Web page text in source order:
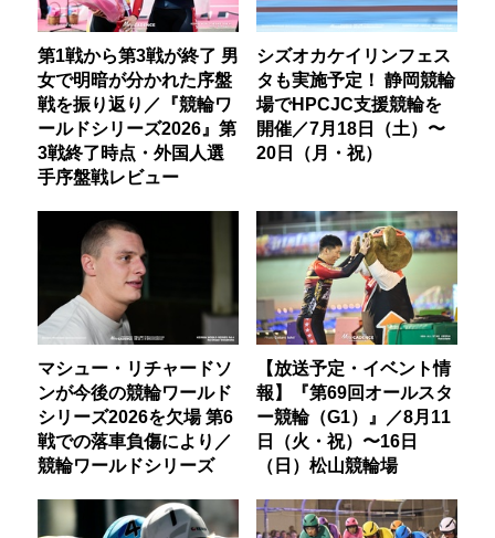
第1戦から第3戦が終了 男
女で明暗が分かれた序盤
戦を振り返り／『競輪ワ
ールドシリーズ2026』第
3戦終了時点・外国人選
手序盤戦レビュー
シズオカケイリンフェス
タも実施予定！ 静岡競輪
場でHPCJC支援競輪を
開催／7月18日（土）〜
20日（月・祝）
マシュー・リチャードソ
ンが今後の競輪ワールド
シリーズ2026を欠場 第6
戦での落車負傷により／
競輪ワールドシリーズ
【放送予定・イベント情
報】『第69回オールスタ
ー競輪（G1）』／8月11
日（火・祝）〜16日
（日）松山競輪場